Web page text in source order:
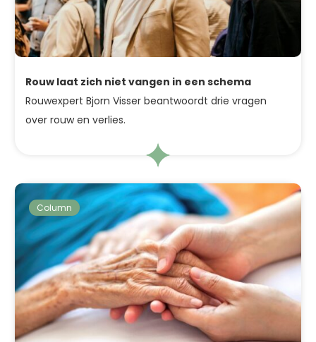
Rouw laat zich niet vangen in een schema
Rouwexpert Bjorn Visser beantwoordt drie vragen
over rouw en verlies.
Column